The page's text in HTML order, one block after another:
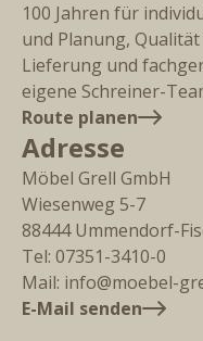
100 Jahren für
und Planung,
Lieferung und
eigene Schreiner-
Route planen
Adresse
Möbel Grell GmbH
Wiesenweg 5-7
88444 Ummendorf-
Tel: 07351-3410-0
Mail: info@moebel-
E-Mail senden